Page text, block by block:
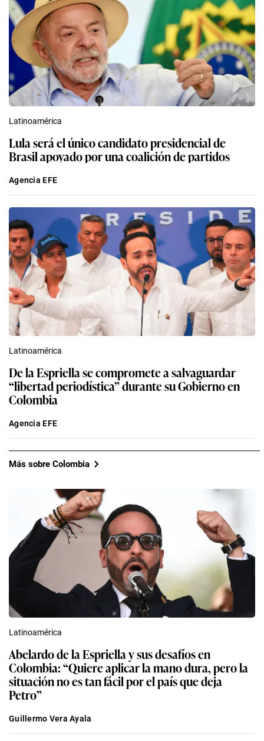
Latinoamérica
Lula será el único candidato presidencial de
Brasil apoyado por una coalición de partidos
Agencia EFE
Latinoamérica
De la Espriella se compromete a salvaguardar
“libertad periodística” durante su Gobierno en
Colombia
Agencia EFE
Más sobre Colombia
Latinoamérica
Abelardo de la Espriella y sus desafíos en
Colombia: “Quiere aplicar la mano dura, pero la
situación no es tan fácil por el país que deja
Petro”
Guillermo Vera Ayala